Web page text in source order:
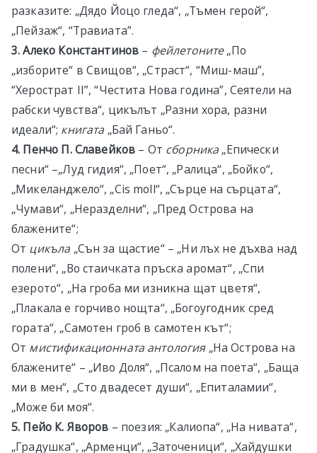
разказите: „Дядо Йоцо гледа“, „Тъмен герой“,
„Пейзаж“, “Травиата”.
3. Алеко Константинов – фейлетоните„По
„изборите“ в Свищов“, „Страст“, “Миш-маш”,
“Херострат ІІ”, “Честита Нова година”, Сеятели на
рабски чувства“, цикълът „Разни хора, разни
идеали“; книгата „Бай Ганьо“.
4. Пенчо П. Славейков – От сборника „Епически
песни“ –„Луд гидия“, „Поет“, „Ралица“, „Бойко“,
„Микеланджело“, „Cis moll“, „Сърце на сърцата“,
„Чумави“, „Неразделни“, „Пред Острова на
блажените“;
От цикъла „Сън за щастие“ – „Ни лъх не дъхва над
полени“, „Во стаичката пръска аромат“, „Спи
езерото“, „На гроба ми изникна щат цветя“,
„Плакала e горчиво нощта“, „Богоугодник сред
гората“, „Самотен гроб в самотен кът“;
От мистификационната антология „На Острова на
блажените“ – „Иво Доля“, „Псалом на поета“, „Баща
ми в мен“, „Сто двадесет души“, „Епиталамии“,
„Може би моя“.
5. Пейо К. Яворов – поезия: „Калиопа“, „На нивата“,
„Градушка“, „Арменци“, „Заточеници“, „Хайдушки